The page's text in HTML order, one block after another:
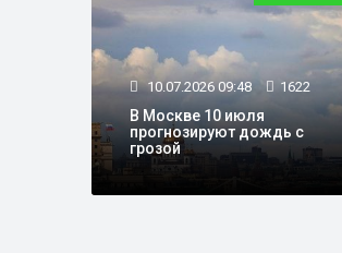
10.07.2026 09:48 1622
В Москве 10 июля
прогнозируют дождь с
грозой